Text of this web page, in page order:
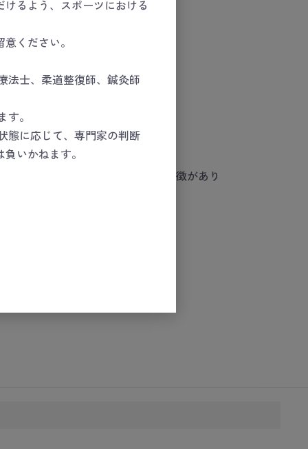
るよう、スポーツにおける
ください。
法士、柔道整復師、鍼灸師
。
態に応じて、専門家の判断
いかねます。
る
加
低温時でもゴワゴワ感が少ない特徴があり